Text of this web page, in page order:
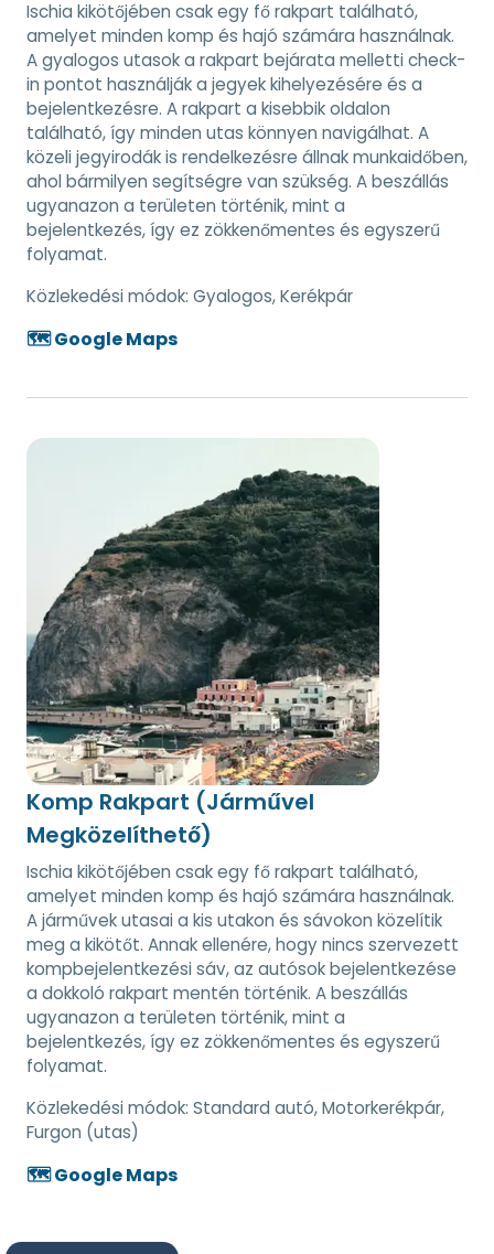
Ischia kikötőjében csak egy fő rakpart található,
amelyet minden komp és hajó számára használnak.
A gyalogos utasok a rakpart bejárata melletti check-
in pontot használják a jegyek kihelyezésére és a
bejelentkezésre. A rakpart a kisebbik oldalon
található, így minden utas könnyen navigálhat. A
közeli jegyirodák is rendelkezésre állnak munkaidőben,
ahol bármilyen segítségre van szükség. A beszállás
ugyanazon a területen történik, mint a
bejelentkezés, így ez zökkenőmentes és egyszerű
folyamat.
Közlekedési módok: Gyalogos, Kerékpár
🗺️ Google Maps
Komp Rakpart (Járművel
Megközelíthető)
Ischia kikötőjében csak egy fő rakpart található,
amelyet minden komp és hajó számára használnak.
A járművek utasai a kis utakon és sávokon közelítik
meg a kikötőt. Annak ellenére, hogy nincs szervezett
kompbejelentkezési sáv, az autósok bejelentkezése
a dokkoló rakpart mentén történik. A beszállás
ugyanazon a területen történik, mint a
bejelentkezés, így ez zökkenőmentes és egyszerű
folyamat.
Közlekedési módok: Standard autó, Motorkerékpár,
Furgon (utas)
🗺️ Google Maps